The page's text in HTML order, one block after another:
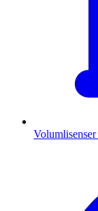
Volumlisenser